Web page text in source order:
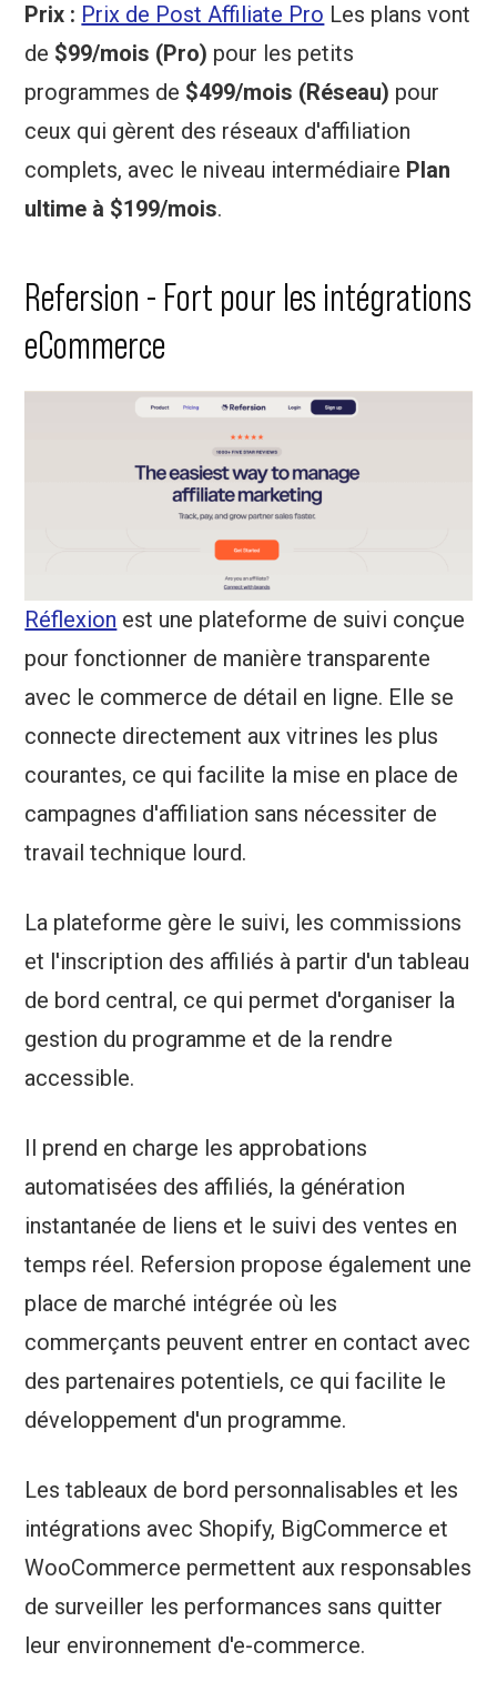
Prix : Prix de Post Affiliate Pro Les plans vont
de $99/mois (Pro) pour les petits
programmes de $499/mois (Réseau) pour
ceux qui gèrent des réseaux d'affiliation
complets, avec le niveau intermédiaire Plan
ultime à $199/mois.
Refersion - Fort pour les intégrations
eCommerce
Réflexion est une plateforme de suivi conçue
pour fonctionner de manière transparente
avec le commerce de détail en ligne. Elle se
connecte directement aux vitrines les plus
courantes, ce qui facilite la mise en place de
campagnes d'affiliation sans nécessiter de
travail technique lourd.
La plateforme gère le suivi, les commissions
et l'inscription des affiliés à partir d'un tableau
de bord central, ce qui permet d'organiser la
gestion du programme et de la rendre
accessible.
Il prend en charge les approbations
automatisées des affiliés, la génération
instantanée de liens et le suivi des ventes en
temps réel. Refersion propose également une
place de marché intégrée où les
commerçants peuvent entrer en contact avec
des partenaires potentiels, ce qui facilite le
développement d'un programme.
Les tableaux de bord personnalisables et les
intégrations avec Shopify, BigCommerce et
WooCommerce permettent aux responsables
de surveiller les performances sans quitter
leur environnement d'e-commerce.